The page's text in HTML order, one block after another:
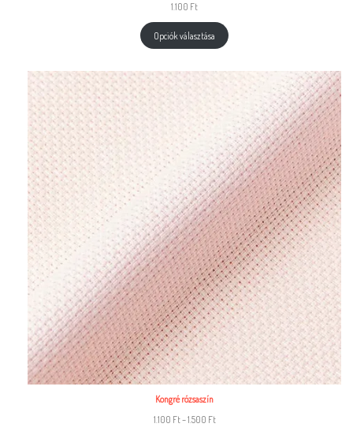
1.100 Ft
Opciók választása
Kongré rózsaszín
1.100 Ft–1.500 Ft